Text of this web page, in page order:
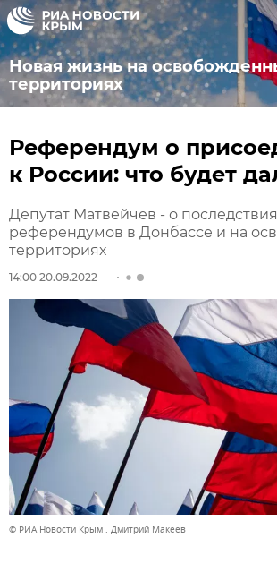
Новая жизнь на
территориях
Референдум о
к России: что будет
Депутат Матвейчев - о
референдумов в Донбассе и на
территориях
14:00 20.09.2022
© РИА Новости Крым . Дмитрий Макеев